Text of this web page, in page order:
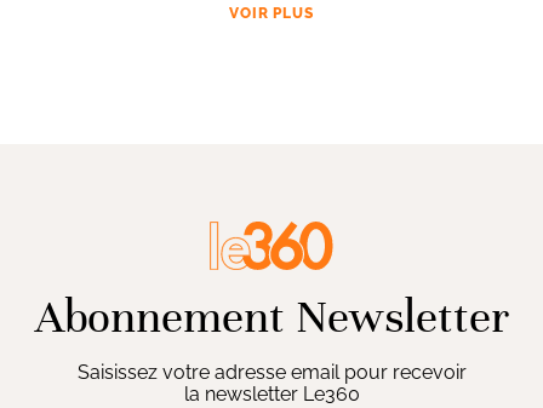
VOIR PLUS
Abonnement Newsletter
Saisissez votre adresse email pour recevoir
la newsletter Le360